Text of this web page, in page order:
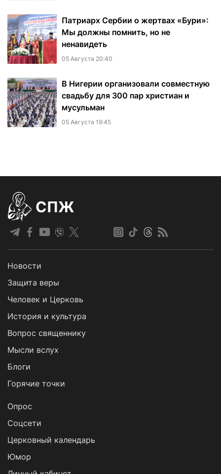
Патриарх Сербии о жертвах «Бури»:
Мы должны помнить, но не
ненавидеть
05 Августа 20:40
В Нигерии организовали совместную
свадьбу для 300 пар христиан и
мусульман
05 Августа 19:45
СПЖ
Новости
Защита веры
Человек и Церковь
История и культура
Вопрос священнику
Мысли вслух
Блоги
Горячие точки
Опрос
Cоцсети
Церковный календарь
Юмор